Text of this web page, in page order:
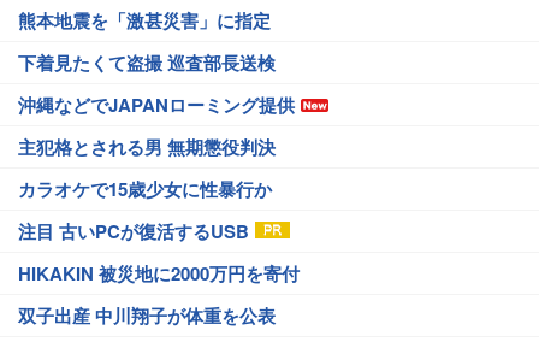
熊本地震を「激甚災害」に指定
下着見たくて盗撮 巡査部長送検
沖縄などでJAPANローミング提供
主犯格とされる男 無期懲役判決
カラオケで15歳少女に性暴行か
注目 古いPCが復活するUSB
HIKAKIN 被災地に2000万円を寄付
双子出産 中川翔子が体重を公表